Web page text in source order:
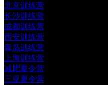
北京训练营
长沙训练营
成都训练营
西安训练营
青岛训练营
上海训练营
减肥夏令营
三亚夏令营